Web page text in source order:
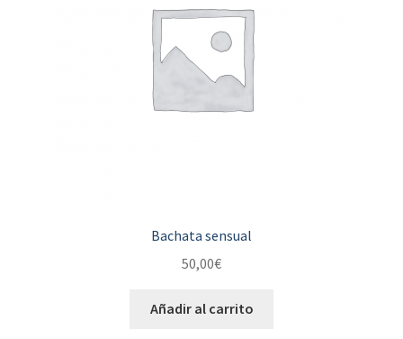
Bachata sensual
50,00€
Añadir al carrito